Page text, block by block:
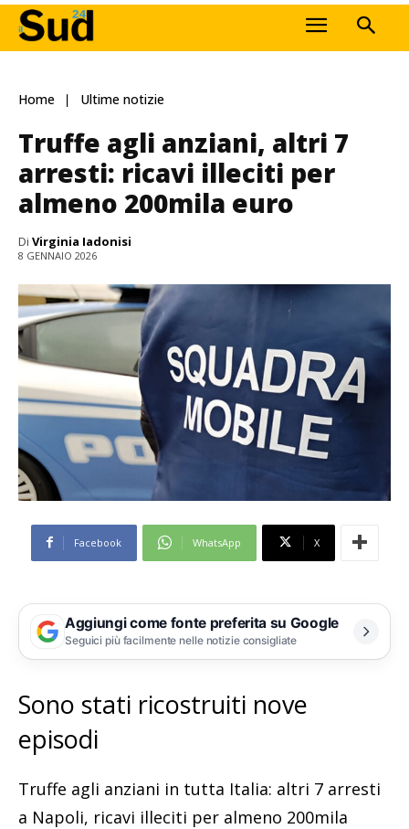
Home Ultime notizie
Truffe agli anziani, altri 7
arresti: ricavi illeciti per
almeno 200mila euro
Di Virginia Iadonisi
8 GENNAIO 2026
Facebook WhatsApp X
Aggiungi come fonte preferita su Google
Seguici più facilmente nelle notizie consigliate
Sono stati ricostruiti nove
episodi
Truffe agli anziani in tutta Italia: altri 7 arresti
a Napoli, ricavi illeciti per almeno 200mila